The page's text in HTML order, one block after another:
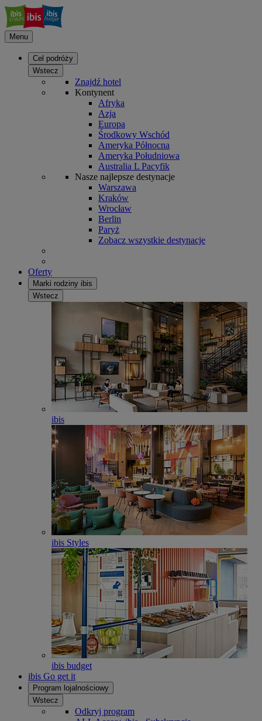
Menu
Cel podróży
Wstecz
Znajdź hotel
Kontynent
Afryka
Azja
Europa
Środkowy Wschód
Ameryka Północna
Ameryka Południowa
Australia L Pacyfik
Nasze najlepsze destynacje
Warszawa
Kraków
Wrocław
Berlin
Paryż
Zobacz wszystkie destynacje
Oferty
Marki rodziny ibis
Wstecz
ibis
ibis Styles
ibis budget
ibis Go get it
Program lojalnościowy
Wstecz
Odkryj program